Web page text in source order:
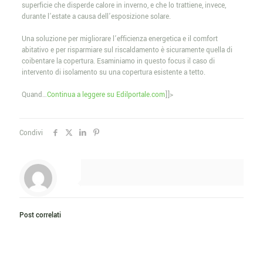
superficie che disperde calore in inverno, e che lo trattiene, invece,
durante l’estate a causa dell’esposizione solare.
Una soluzione per migliorare l’efficienza energetica e il comfort
abitativo e per risparmiare sul riscaldamento è sicuramente quella di
coibentare la copertura. Esaminiamo in questo focus il caso di
intervento di isolamento su una copertura esistente a tetto.
Quand…Continua a leggere su Edilportale.com]]>
Condivi
Post correlati